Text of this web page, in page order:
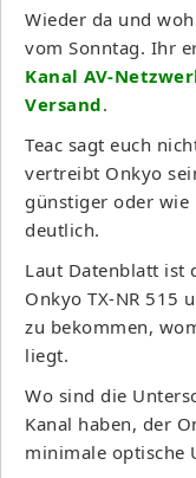
Wieder da und
vom Sonntag. Ihr
Kanal AV-
Versand.
Teac sagt euch
vertreibt Onkyo
günstiger oder wie
deutlich.
Laut Datenblatt ist
Onkyo TX-NR 515
zu bekommen,
liegt.
Wo sind die
Kanal haben, der
minimale optische